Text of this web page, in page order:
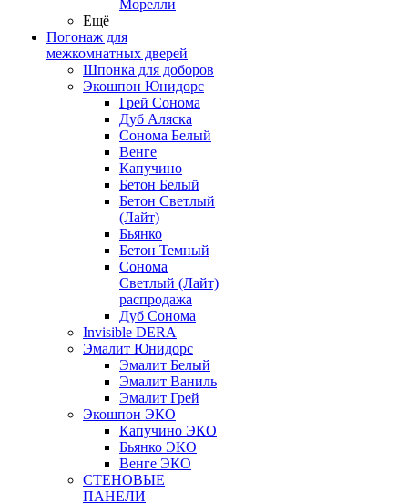
Морелли
Ещё
Погонаж для
межкомнатных дверей
Шпонка для доборов
Экошпон Юнидорс
Грей Сонома
Дуб Аляска
Сонома Белый
Венге
Капучино
Бетон Белый
Бетон Светлый
(Лайт)
Бьянко
Бетон Темный
Сонома
Светлый (Лайт)
распродажа
Дуб Сонома
Invisible DERA
Эмалит Юнидорс
Эмалит Белый
Эмалит Ваниль
Эмалит Грей
Экошпон ЭКО
Капучино ЭКО
Бьянко ЭКО
Венге ЭКО
СТЕНОВЫЕ
ПАНЕЛИ